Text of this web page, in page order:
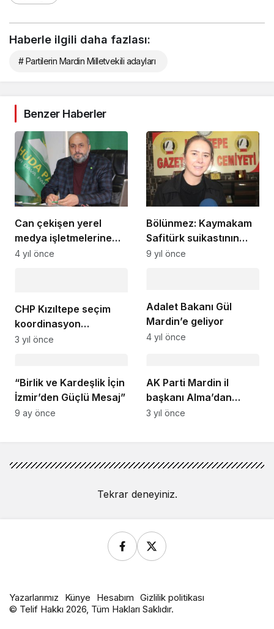
Haberle ilgili daha fazlası:
# Partilerin Mardin Milletvekili adayları
Benzer Haberler
Can çekişen yerel
medya işletmelerine
destek çağrısı
4 yıl önce
Bölünmez: Kaymakam
Safitürk suikastının
sorumlusu Kızıltepe’de
9 yıl önce
CHP Kızıltepe seçim
koordinasyon
merkezinin açılışı
3 yıl önce
Adalet Bakanı Gül
Mardin’e geliyor
4 yıl önce
“Birlik ve Kardeşlik İçin
İzmir’den Güçlü Mesaj”
9 ay önce
AK Parti Mardin il
başkanı Alma’dan
Bakan Işıkhan’a ziyaret
3 yıl önce
Tekrar deneyiniz.
Yazarlarımız Künye Hesabım Gizlilik politikası
© Telif Hakkı 2026, Tüm Hakları Saklıdır.